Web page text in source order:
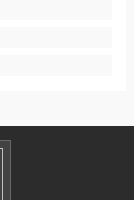
，并且 提供40多种动
。